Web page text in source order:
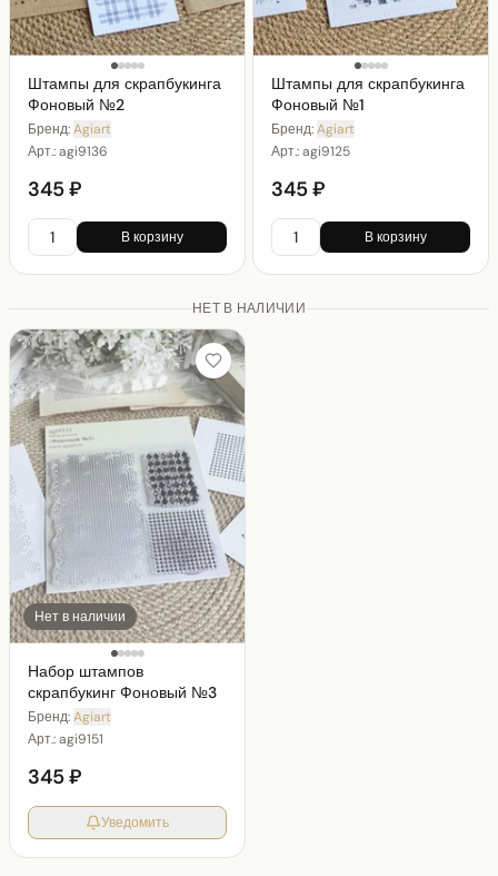
Штампы для скрапбукинга
Фоновый №2
Бренд:Agiart
Арт.:agi9136
345 ₽
В корзину
Штампы для скрапбукинга
Фоновый №1
Бренд:Agiart
Арт.:agi9125
345 ₽
В корзину
НЕТ В НАЛИЧИИ
Нет в наличии
Набор штампов
скрапбукинг Фоновый №3
Бренд:Agiart
Арт.:agi9151
345 ₽
Уведомить